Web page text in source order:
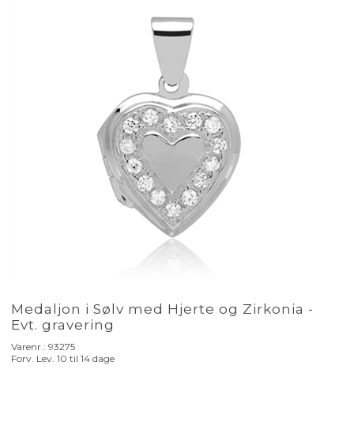
Medaljon i Sølv med Hjerte og Zirkonia -
Evt. gravering
Varenr.:93275
Forv. Lev. 10 til 14 dage